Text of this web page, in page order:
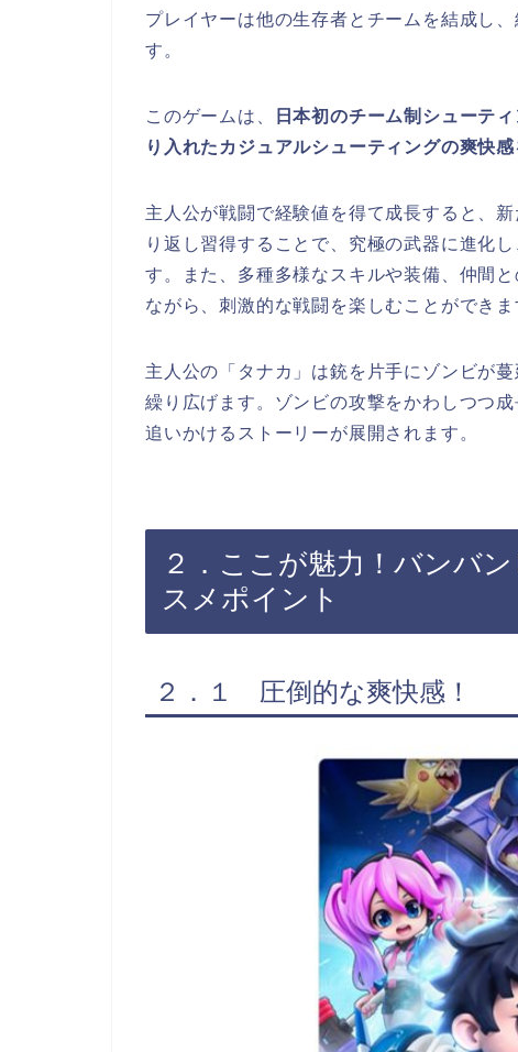
プレイヤーは他の生存者とチームを結成し
す。
このゲームは、 日本初のチーム制シューテ
り入れたカジュアルシューティングの爽快
主人公が戦闘で経験値を得て成長すると、
り返し習得することで、究極の武器に進化
す。また、多種多様なスキルや装備、仲間
ながら、刺激的な戦闘を楽しむことができま
主人公の「タナカ」は銃を片手にゾンビが
繰り広げます。ゾンビの攻撃をかわしつつ
追いかけるストーリーが展開されます。
２．ここが魅力！バンバ
スメポイント
２．１ 圧倒的な爽快感！